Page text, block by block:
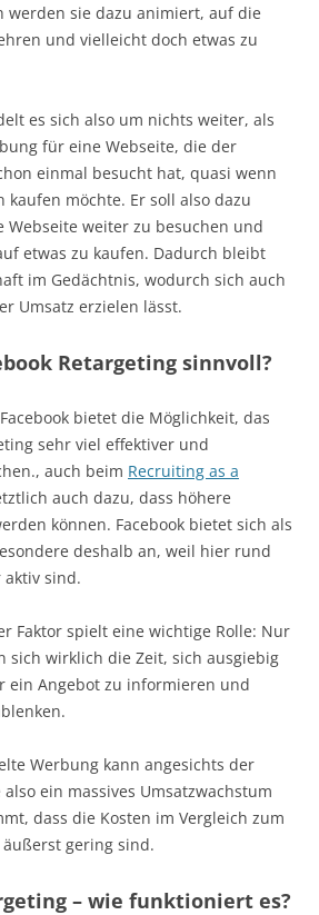
werden sie dazu animiert, auf die
und vielleicht doch etwas zu
es sich also um nichts weiter, als
für eine Webseite, die der
einmal besucht hat, quasi wenn
kaufen möchte. Er soll also dazu
weiter zu besuchen und
etwas zu kaufen. Dadurch bleibt
im Gedächtnis, wodurch sich auch
Umsatz erzielen lässt.
Retargeting sinnvoll?
bietet die Möglichkeit, das
sehr viel effektiver und
auch beim Recruiting as a
auch dazu, dass höhere
können. Facebook bietet sich als
deshalb an, weil hier rund
sind.
Faktor spielt eine wichtige Rolle: Nur
sich wirklich die Zeit, sich ausgiebig
ein Angebot zu informieren und
Werbung kann angesichts der
ein massives Umsatzwachstum
dass die Kosten im Vergleich zum
gering sind.
– wie funktioniert es?